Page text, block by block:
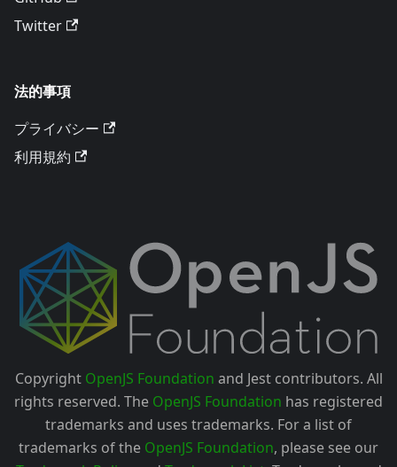
Twitter
法的事項
プライバシー
利用規約
Copyright OpenJS Foundation and Jest contributors. All
rights reserved. The OpenJS Foundation has registered
trademarks and uses trademarks. For a list of
trademarks of the OpenJS Foundation, please see our